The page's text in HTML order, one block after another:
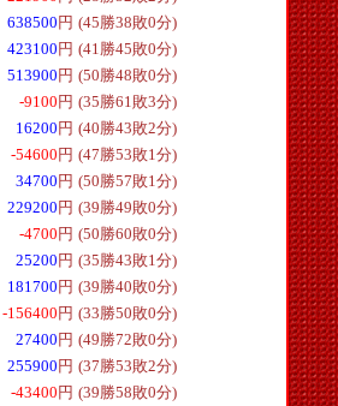
638500 円 (45勝38敗0分)
423100 円 (41勝45敗0分)
513900 円 (50勝48敗0分)
-9100 円 (35勝61敗3分)
16200 円 (40勝43敗2分)
-54600 円 (47勝53敗1分)
34700 円 (50勝57敗1分)
229200 円 (39勝49敗0分)
-4700 円 (50勝60敗0分)
25200 円 (35勝43敗1分)
181700 円 (39勝40敗0分)
-156400 円 (33勝50敗0分)
27400 円 (49勝72敗0分)
255900 円 (37勝53敗2分)
-43400 円 (39勝58敗0分)